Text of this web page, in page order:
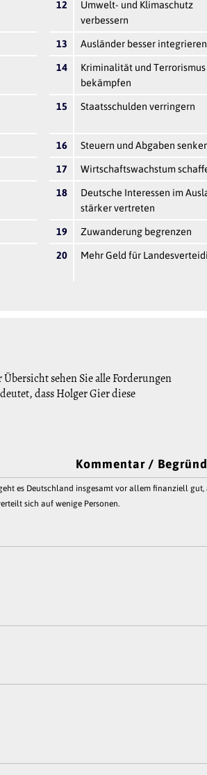
12
Umwelt- und Klimaschutz
verbessern
13 Ausländer besser integrieren
14
Kriminalität und Terrorismus
bekämpfen
15 Staatsschulden verringern
16 Steuern und Abgaben
17 Wirtschaftswachstum
18
Deutsche Interessen im
stärker vertreten
19 Zuwanderung begrenzen
20 Mehr Geld für
sehen Sie alle Forderungen
dass Holger Gier diese
Kommentar /
es Deutschland insgesamt vor allem finanziell gut,
sich auf wenige Personen.